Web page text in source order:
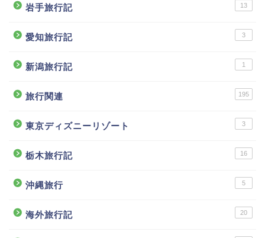
岩手旅行記 13
愛知旅行記 3
新潟旅行記 1
旅行関連 195
東京ディズニーリゾート 3
栃木旅行記 16
沖縄旅行 5
海外旅行記 20